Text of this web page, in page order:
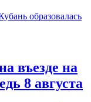
въезде на
8 августа